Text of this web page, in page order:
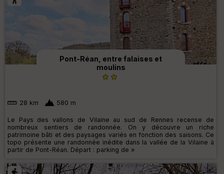
Pont-Réan, entre falaises et
moulins
28 km 580 m
Le Pays des vallons de Vilaine au sud de Rennes recense de
nombreux sentiers de randonnée. On y découvre un riche
patrimoine bâti et des paysages variés en fonction des saisons. Ce
topo présente une randonnée inédite dans la vallée de la Vilaine à
partir de Pont-Réan. Départ : parking de »